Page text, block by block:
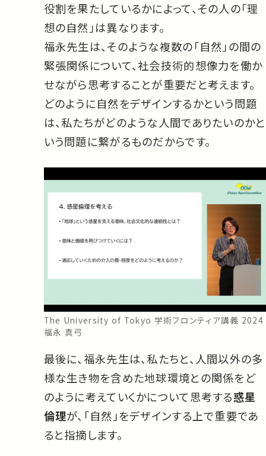
役割を果たしているかによって、その人の「理
想の自然」は異なります。
福永先生は、そのような複数の「自然」の間の
緊張関係について、社会技術的想像力を働か
せながら思考することが重要だと考えます。
どのように自然をデザインするかという問題
は、私たちがどのような人間でありたいのかと
いう問題に繋がるものだからです。
The University of Tokyo 学術フロンティア講義 2024
福永 真弓
最後に、福永先生は、私たちと、人間以外の多
様な生き物を含めた地球環境との関係をど
のように考えていくかについて思考する惑星
倫理が、「自然」をデザインする上で重要であ
ると指摘します。